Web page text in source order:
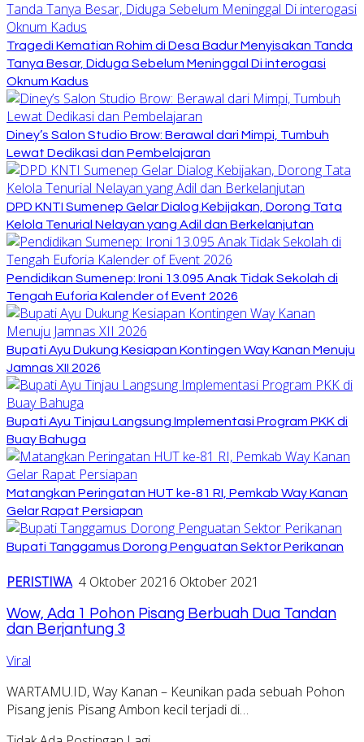
Tragedi Kematian Rohim di Desa Badur Menyisakan Tanda
Tanya Besar, Diduga Sebelum Meninggal Di interogasi
Oknum Kadus
Diney’s Salon Studio Brow: Berawal dari Mimpi, Tumbuh
Lewat Dedikasi dan Pembelajaran
DPD KNTI Sumenep Gelar Dialog Kebijakan, Dorong Tata
Kelola Tenurial Nelayan yang Adil dan Berkelanjutan
Pendidikan Sumenep: Ironi 13.095 Anak Tidak Sekolah di
Tengah Euforia Kalender of Event 2026
Bupati Ayu Dukung Kesiapan Kontingen Way Kanan Menuju
Jamnas XII 2026
Bupati Ayu Tinjau Langsung Implementasi Program PKK di
Buay Bahuga
Matangkan Peringatan HUT ke-81 RI, Pemkab Way Kanan
Gelar Rapat Persiapan
Bupati Tanggamus Dorong Penguatan Sektor Perikanan
PERISTIWA 4 Oktober 2021 6 Oktober 2021
Wow, Ada 1 Pohon Pisang Berbuah Dua Tandan
dan Berjantung 3
Viral
WARTAMU.ID, Way Kanan – Keunikan pada sebuah Pohon
Pisang jenis Pisang Ambon kecil terjadi di…